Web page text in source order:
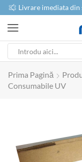
Prima Pagină
Consumabile UV